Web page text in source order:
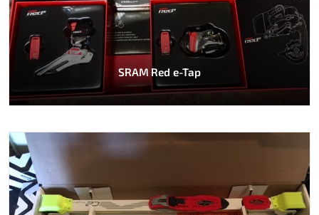
SRAM Red e-Tap